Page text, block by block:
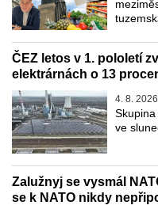
ČEZ letos v 1. pololetí
elektrárnách o 13
4. 8. 2026
ve
Zalužnyj se vysmál
se k NATO nikdy